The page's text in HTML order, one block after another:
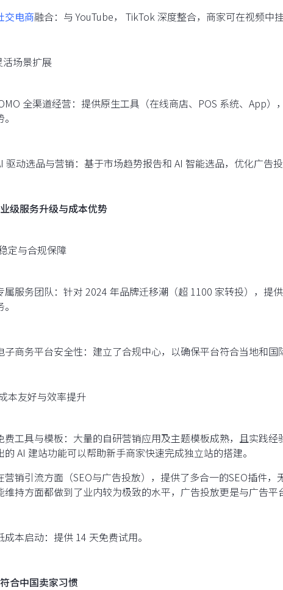
交电商融合：与 YouTube， TikTok 深度整合，商家可在视频中
场景扩展
全渠道经营：提供原生工具（在线商店、POS 系统、App
驱动选品与营销：基于市场趋势报告和 AI 智能选品，优化广告投
级服务升级与成本优势
与合规保障
属服务团队：针对 2024 年品牌迁移潮（超 1100 家转投），提
子商务平台安全性：建立了合规中心，以确保平台符合当地和国
友好与效率提升
费工具与模板：大量的自研营销应用及主题模板成熟，且实践
的 AI 建站功能可以帮助新手商家快速完成独立站的搭建。
营销引流方面（SEO与广告投放），提供了多合一的SEO插件
维持方面都做到了业内较为极致的水平，广告投放更是与广告平
成本启动：提供 14 天免费试用。
合中国卖家习惯